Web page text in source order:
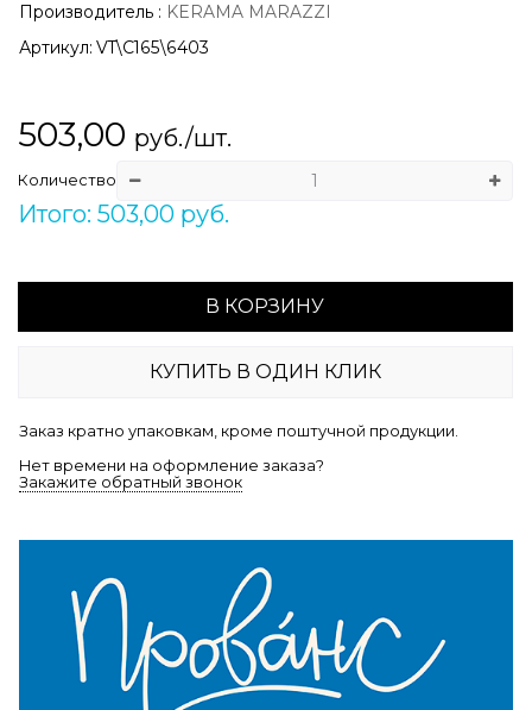
Производитель : KERAMA MARAZZI
Артикул: VT\C165\6403
503,00 руб./шт.
Количество
Итого: 503,00 руб.
В КОРЗИНУ
КУПИТЬ В ОДИН КЛИК
Заказ кратно упаковкам, кроме поштучной продукции.
Нет времени на оформление заказа?
Закажите обратный звонок